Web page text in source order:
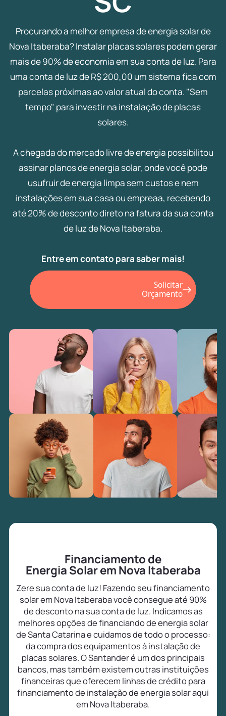
Procurando a melhor empresa de energia solar de
Nova Itaberaba? Instalar placas solares podem gerar
mais de 90% de economia em sua conta de luz. Para
uma conta de luz de R$ 200,00 um sistema fica com
parcelas próximas ao valor atual do conta. "Sem
tempo" para investir na instalação de placas
solares.
A chegada do mercado livre de energia possibilitou
assinar planos de energia solar, onde você pode
usufruir de energia limpa sem custos e nem
instalações em sua casa ou empreaa, recebendo
até 20% de desconto direto na fatura da sua conta
de luz de Nova Itaberaba.
Entre em contato para saber mais!
Solicitar
Orçamento
Financiamento de
Energia Solar em Nova Itaberaba
Zere sua conta de luz! Fazendo seu financiamento
solar em Nova Itaberaba você consegue até 90%
de desconto na sua conta de luz. Indicamos as
melhores opções de financiando de energia solar
de Santa Catarina e cuidamos de todo o processo:
da compra dos equipamentos à instalação de
placas solares. O Santander é um dos principais
bancos, mas também existem outras instituições
financeiras que oferecem linhas de crédito para
financiamento de instalação de energia solar aqui
em Nova Itaberaba.